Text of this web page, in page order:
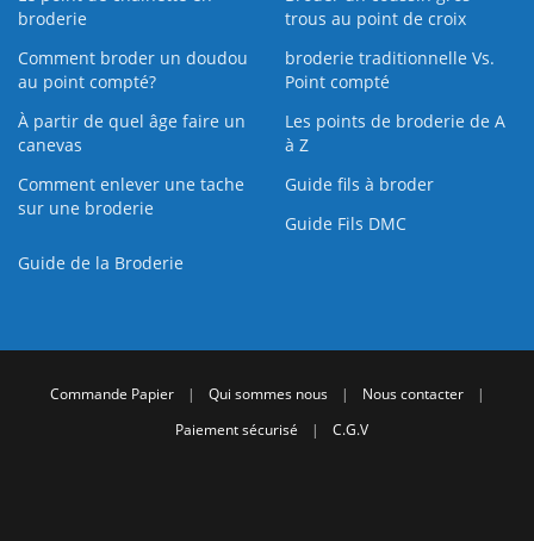
broderie
trous au point de croix
Comment broder un doudou
au point compté?
broderie traditionnelle Vs.
Point compté
À partir de quel âge faire un
canevas
Les points de broderie de A
à Z
Comment enlever une tache
sur une broderie
Guide fils à broder
Guide Fils DMC
Guide de la Broderie
Commande Papier | Qui sommes nous | Nous contacter
|
Paiement sécurisé
| C.G.V